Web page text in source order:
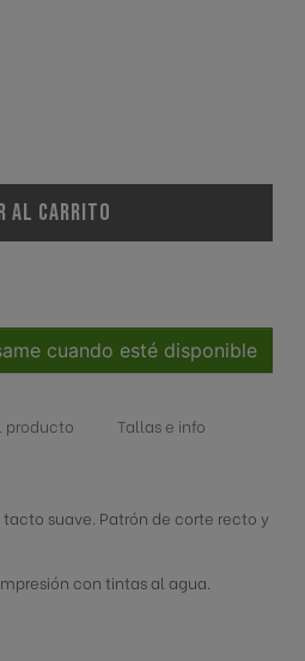
Urola K.E.
AL CARRITO
cuando esté disponible
producto Tallas e info
suave. Patrón de corte recto y
con tintas al agua.